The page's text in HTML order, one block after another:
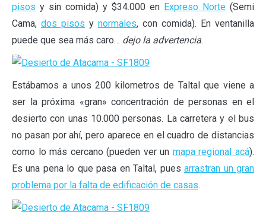
pisos y sin comida) y $34.000 en Expreso Norte (Semi
Cama, dos pisos y normales, con comida). En ventanilla
puede que sea más caro… dejo la advertencia.
Estábamos a unos 200 kilometros de Taltal que viene a
ser la próxima «gran» concentración de personas en el
desierto con unas 10.000 personas. La carretera y el bus
no pasan por ahí, pero aparece en el cuadro de distancias
como lo más cercano (pueden ver un mapa regional acá).
Es una pena lo que pasa en Taltal, puesarrastran un gran
problema por la falta de edificación de casas.